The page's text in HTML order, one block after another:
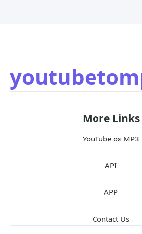
More Links
YouTube σε MP3
API
APP
Contact Us